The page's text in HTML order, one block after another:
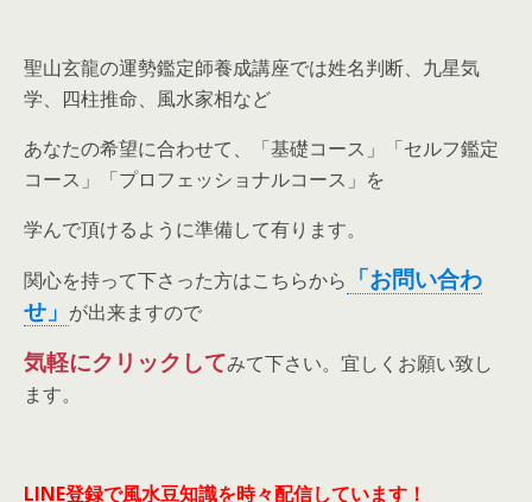
聖山玄龍の運勢鑑定師養成講座では姓名判断、九星気
学、四柱推命、風水家相など
あなたの希望に合わせて、「基礎コース」「セルフ鑑定
コース」「プロフェッショナルコース」を
学んで頂けるように準備して有ります。
関心を持って下さった方はこちらから 「お問い合わ
せ」 が出来ますので
気軽にクリックしてみて下さい。宜しくお願い致し
ます。
LINE登録で風水豆知識を時々配信しています！